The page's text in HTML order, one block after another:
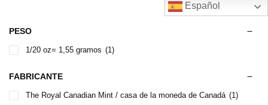
Español
PESO
1/20 oz= 1,55 gramos (1)
FABRICANTE
The Royal Canadian Mint / casa de la moneda de Canadá (1)